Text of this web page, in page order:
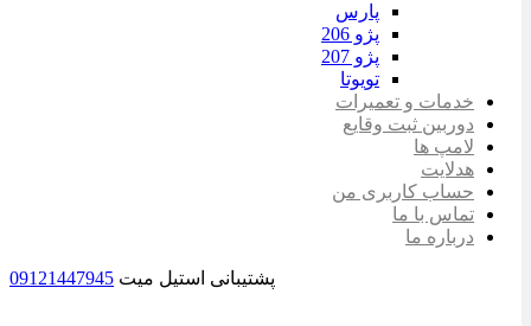
پارس
پژو 206
پژو 207
تویوتا
خدمات و تعمیرات
دوربین ثبت وقایع
لامپ ها
هدلایت
حساب کاربری من
تماس با ما
درباره ما
پشتیبانی استیل میت 09121447945